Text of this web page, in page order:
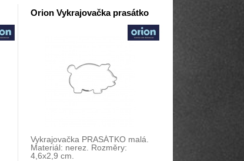
Orion Vykrajovačka prasátko
Vykrajovačka PRASÁTKO malá.
Materiál: nerez. Rozměry:
4,6x2,9 cm.